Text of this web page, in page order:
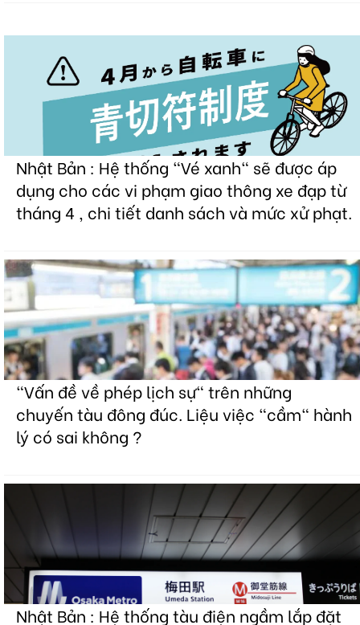
Nhật Bản : Hệ thống "Vé xanh" sẽ được áp
dụng cho các vi phạm giao thông xe đạp từ
tháng 4 , chi tiết danh sách và mức xử phạt.
"Vấn đề về phép lịch sự" trên những
chuyến tàu đông đúc. Liệu việc "cầm" hành
lý có sai không ?
Nhật Bản : Hệ thống tàu điện ngầm lắp đặt